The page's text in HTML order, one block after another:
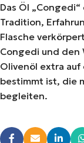
Das Öl
Tradition,
Flasche
Congedi und den
Olivenöl extra auf
bestimmt ist, die
begleiten.